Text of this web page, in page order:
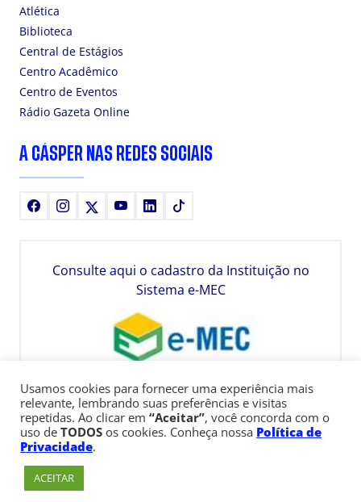
Atlética
Biblioteca
Central de Estágios
Centro Acadêmico
Centro de Eventos
Rádio Gazeta Online
A CÁSPER NAS REDES SOCIAIS
FacebookInstagram YoutubeLinkedIn
Consulte aqui o cadastro da Instituição no
Sistema e-MEC
Usamos cookies para fornecer uma experiência mais
relevante, lembrando suas preferências e visitas
repetidas. Ao clicar em “Aceitar”, você concorda com o
uso de TODOS os cookies. Conheça nossa Política de
Privacidade.
ACEITAR